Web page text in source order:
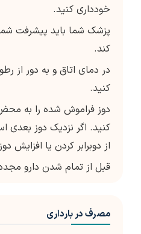
خودداری کنید.
پزشک شما باید پیشرفت
کند.
در دمای اتاق و به دور از
کنید.
دوز فراموش شده را به
کنید. اگر نزدیک دوز
از دوبرابر کردن یا افزایش
قبل از تمام شدن دارو
مصرف در بارداری